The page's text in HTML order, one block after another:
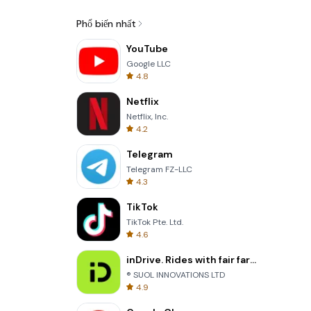
Phổ biến nhất
YouTube
Google LLC
4.8
Netflix
Netflix, Inc.
4.2
Telegram
Telegram FZ-LLC
4.3
TikTok
TikTok Pte. Ltd.
4.6
inDrive. Rides with fair fares
® SUOL INNOVATIONS LTD
4.9